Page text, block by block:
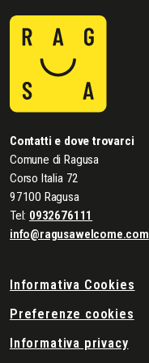
Contatti e dove trovarci
Comune di Ragusa
Corso Italia 72
97100 Ragusa
Tel: 0932676111
info@ragusawelcome.com
Informativa Cookies
Preferenze cookies
Informativa privacy